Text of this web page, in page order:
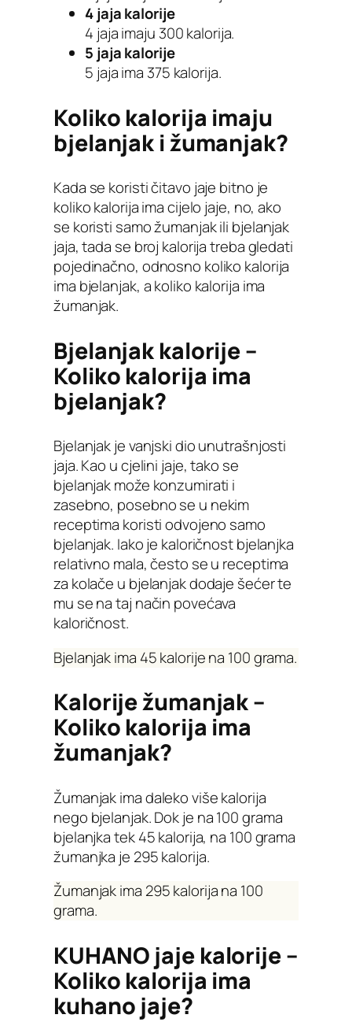
4 jaja kalorije
4 jaja imaju 300 kalorija.
5 jaja kalorije
5 jaja ima 375 kalorija.
Koliko kalorija imaju
bjelanjak i žumanjak?
Kada se koristi čitavo jaje bitno je
koliko kalorija ima cijelo jaje, no, ako
se koristi samo žumanjak ili bjelanjak
jaja, tada se broj kalorija treba gledati
pojedinačno, odnosno koliko kalorija
ima bjelanjak, a koliko kalorija ima
žumanjak.
Bjelanjak kalorije –
Koliko kalorija ima
bjelanjak?
Bjelanjak je vanjski dio unutrašnjosti
jaja. Kao u cjelini jaje, tako se
bjelanjak može konzumirati i
zasebno, posebno se u nekim
receptima koristi odvojeno samo
bjelanjak. Iako je kaloričnost bjelanjka
relativno mala, često se u receptima
za kolače u bjelanjak dodaje šećer te
mu se na taj način povećava
kaloričnost.
Bjelanjak ima 45 kalorije na 100 grama.
Kalorije žumanjak –
Koliko kalorija ima
žumanjak?
Žumanjak ima daleko više kalorija
nego bjelanjak. Dok je na 100 grama
bjelanjka tek 45 kalorija, na 100 grama
žumanjka je 295 kalorija.
Žumanjak ima 295 kalorija na 100
grama.
KUHANO jaje kalorije –
Koliko kalorija ima
kuhano jaje?